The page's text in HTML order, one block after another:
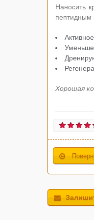
Наносить
пептидным
Хорошая